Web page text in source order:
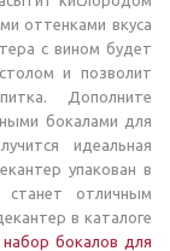
оттенками вкуса
с вином будет
и позволит
Дополните
бокалами для
идеальная
упакован в
станет отличным
в каталоге
бокалов для